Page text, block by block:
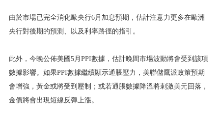
由於市場已完全消化歐央行6月加息預期，估計注意力更多在歐洲
央行對後期的預測、以及利率路徑的指引。
此外，今晚公佈美國5月PPI數據，估計晚間市場波動將會受到該項
數據影響。如果PPI數據繼續顯示通脹壓力，美聯儲鷹派政策預期
會增強，黃金或將受到壓制；或若通脹數據降溫將刺激美元回落，
金價將會出現短線反彈上漲。